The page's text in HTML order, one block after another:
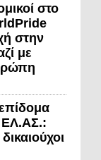
στο
στην
με
ΕΛ.ΑΣ.: